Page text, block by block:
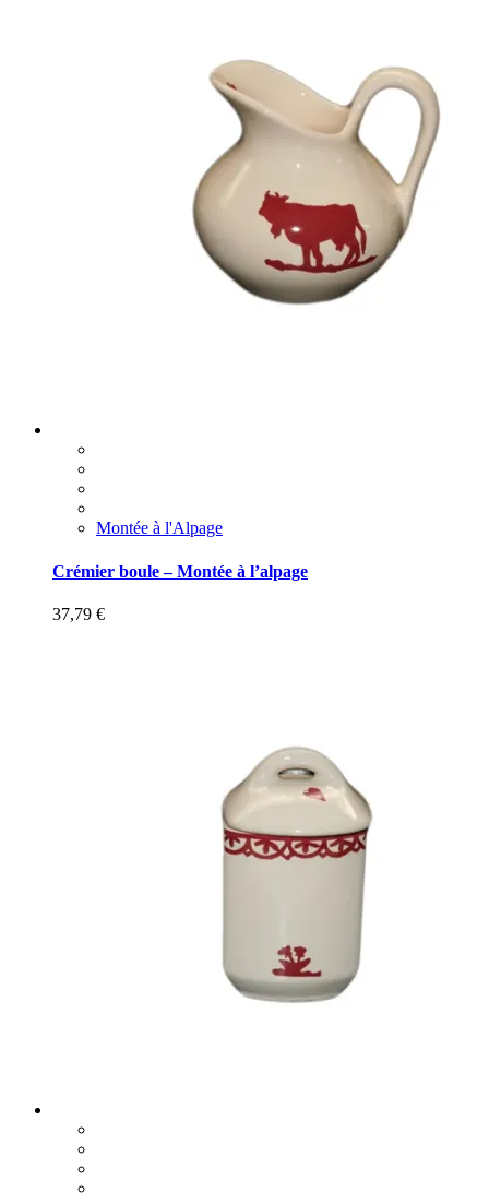
Montée à l'Alpage
Crémier boule – Montée à l’alpage
37,79 €